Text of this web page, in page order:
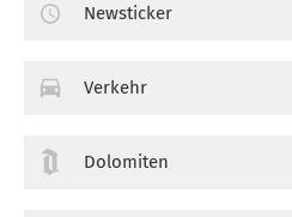
Newsticker
Verkehr
Dolomiten